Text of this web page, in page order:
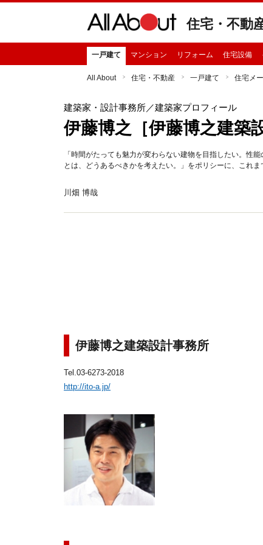
住宅・不動
一戸建て マンション リフォーム 住宅設備
All About 住宅・不動産 一戸建て 住宅メ
建築家・設計事務所／建築家プロフィール
伊藤博之［伊藤博之建築
「時間がたっても魅力が変わらない建物を目指したい。性
とは、どうあるべきかを考えたい。」をポリシーに、これ
川畑 博哉
伊藤博之建築設計事務所
Tel.03-6273-2018
http://ito-a.jp/